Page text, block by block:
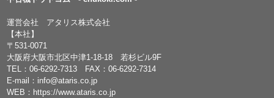
運営会社 アタリス株式会社
【本社】
〒531-0071
大阪府大阪市北区中津1-18-18 若杉ビル9F
TEL：06-6292-7313 FAX：06-6292-7314
E-mail： info@ataris.co.jp
WEB： https://www.ataris.co.jp